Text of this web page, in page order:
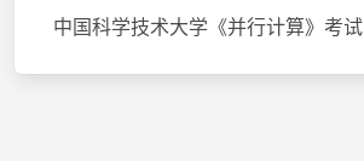
中国科学技术大学《并行计算》考试